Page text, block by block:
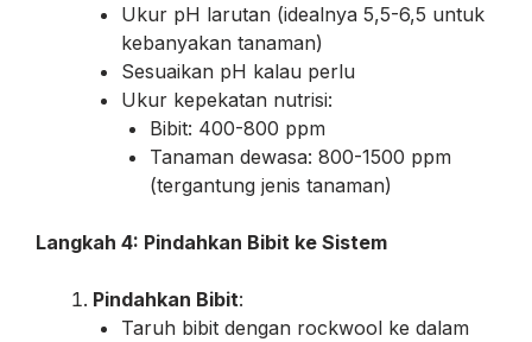
Ukur pH larutan (idealnya 5,5-6,5 untuk
kebanyakan tanaman)
Sesuaikan pH kalau perlu
Ukur kepekatan nutrisi:
Bibit: 400-800 ppm
Tanaman dewasa: 800-1500 ppm
(tergantung jenis tanaman)
Langkah 4: Pindahkan Bibit ke Sistem
Pindahkan Bibit:
Taruh bibit dengan rockwool ke dalam